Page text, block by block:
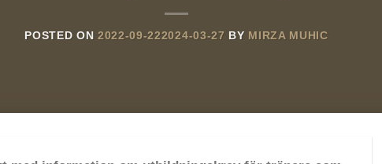
POSTED ON2022-09-222024-03-27 BY MIRZA MUHIC